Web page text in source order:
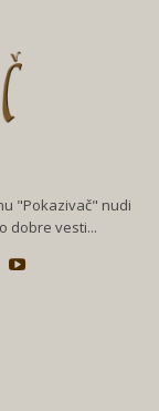
"Pokazivač" nudi
dobre vesti...